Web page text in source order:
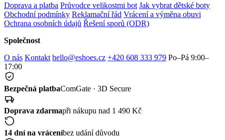
Doprava a platba Průvodce velikostmi bot Jak vybrat dětské boty
Obchodní podmínky Reklamační řád Vrácení a výměna obuvi
Ochrana osobních údajů Řešení sporů (ODR)
Společnost
O nás Kontakt hello@eshoes.cz +420 608 333 979 Po–Pá 9:00–
17:00
Bezpečná platbaComGate · 3D Secure
Doprava zdarmapři nákupu nad 1 490 Kč
14 dní na vráceníbez udání důvodu